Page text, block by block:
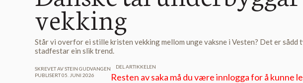
vekking
Står vi overfor ei stille kristen vekking mellom unge vaksne i Vesten? Det er
stadfestar ein slik trend.
SKREVET AV STEIN GUDVANGEN
PUBLISERT 05. JUNI 2026
DEL ARTIKKELEN
Resten av saka må du være innlogga for å kunne